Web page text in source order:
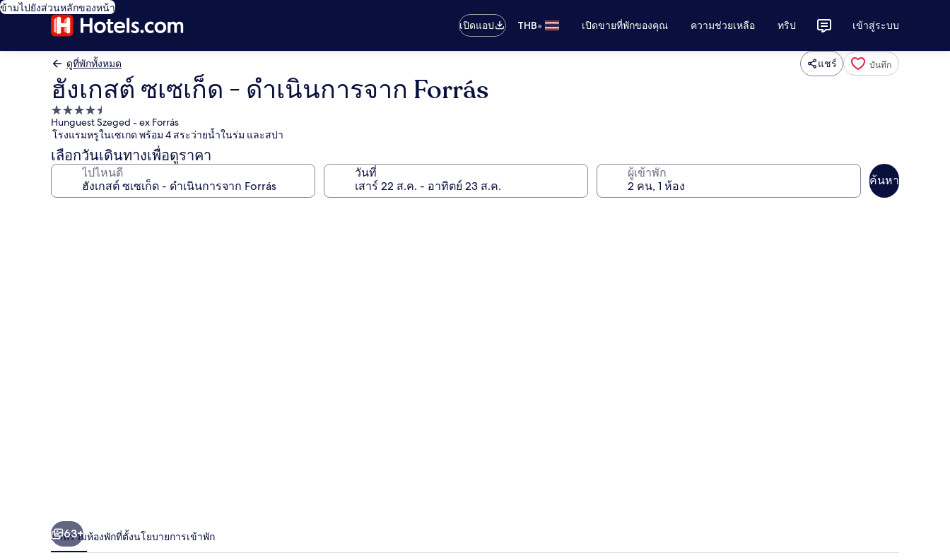
ข้ามไปยังส่วนหลักของหน้า
เปิดแอป
THB• เปิดขายที่พักของคุณ ความช่วยเหลือ ทริป เข้าสู่ระบบ
ดูที่พักทั้งหมด แชร์ บันทึก
ฮังเกสต์ ซเซเก็ด - ดำเนินการจาก Forrás
ที่พัก
4.5
ดาว
Hunguest Szeged - ex Forrás
โรงแรมหรูในเซเกด พร้อม 4 สระว่ายน้ำในร่ม และสปา
เลือกวันเดินทางเพื่อดูราคา
ไปไหนดี วันที่ ผู้เข้าพัก
ค้นหา
Forrás
63+
ภาพรวมห้องพักที่ตั้งนโยบายการเข้าพัก